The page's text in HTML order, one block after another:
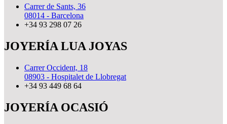
Carrer de Sants, 36
08014 - Barcelona
+34 93 298 07 26
JOYERÍA LUA JOYAS
Carrer Occident, 18
08903 - Hospitalet de Llobregat
+34 93 449 68 64
JOYERÍA OCASIÓ